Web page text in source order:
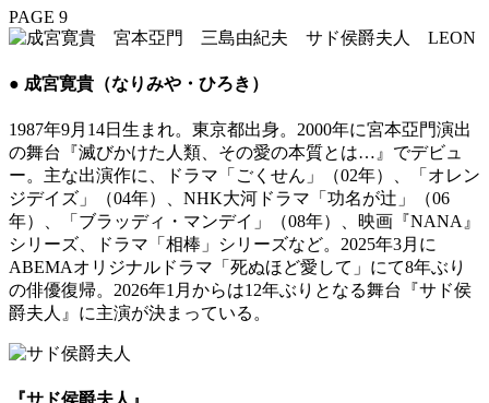
PAGE 9
● 成宮寛貴（なりみや・ひろき）
1987年9月14日生まれ。東京都出身。2000年に宮本亞門演出
の舞台『滅びかけた人類、その愛の本質とは…』でデビュ
ー。主な出演作に、ドラマ「ごくせん」（02年）、「オレン
ジデイズ」（04年）、NHK大河ドラマ「功名が辻」（06
年）、「ブラッディ・マンデイ」（08年）、映画『NANA』
シリーズ、ドラマ「相棒」シリーズなど。2025年3月に
ABEMAオリジナルドラマ「死ぬほど愛して」にて8年ぶり
の俳優復帰。2026年1月からは12年ぶりとなる舞台『サド侯
爵夫人』に主演が決まっている。